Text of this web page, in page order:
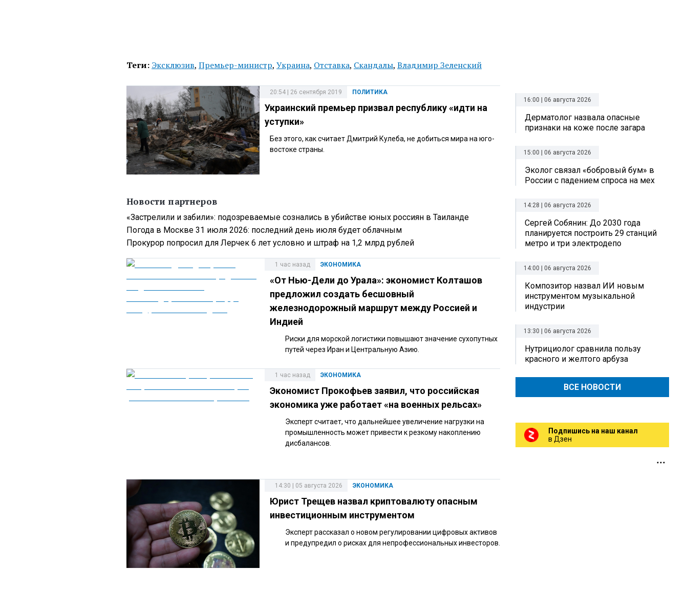
Теги: Эксклюзив, Премьер-министр, Украина, Отставка, Скандалы, Владимир Зеленский
20:54 | 26 сентября 2019 ПОЛИТИКА
Украинский премьер призвал республику «идти на
уступки»
Без этого, как считает Дмитрий Кулеба, не добиться мира на юго-
востоке страны.
Новости партнеров
«Застрелили и забили»: подозреваемые сознались в убийстве юных россиян в Таиланде
Погода в Москве 31 июля 2026: последний день июля будет облачным
Прокурор попросил для Лерчек 6 лет условно и штраф на 1,2 млрд рублей
ЭКОНОМИКА
1 час назад
«От Нью-Дели до Урала»: экономист Колташов
предложил создать бесшовный
железнодорожный маршрут между Россией и
Индией
Риски для морской логистики повышают значение сухопутных
путей через Иран и Центральную Азию.
ЭКОНОМИКА
1 час назад
Экономист Прокофьев заявил, что российская
экономика уже работает «на военных рельсах»
Эксперт считает, что дальнейшее увеличение нагрузки на
промышленность может привести к резкому накоплению
дисбалансов.
ЭКОНОМИКА
14:30 | 05 августа 2026
Юрист Трещев назвал криптовалюту опасным
инвестиционным инструментом
Эксперт рассказал о новом регулировании цифровых активов
и предупредил о рисках для непрофессиональных инвесторов.
16:00 | 06 августа 2026
Дерматолог назвала опасные
признаки на коже после загара
15:00 | 06 августа 2026
Эколог связал «бобровый бум» в
России с падением спроса на мех
14:28 | 06 августа 2026
Сергей Собянин: До 2030 года
планируется построить 29 станций
метро и три электродепо
14:00 | 06 августа 2026
Композитор назвал ИИ новым
инструментом музыкальной
индустрии
13:30 | 06 августа 2026
Нутрициолог сравнила пользу
красного и желтого арбуза
ВСЕ НОВОСТИ
Подпишись на наш канал
в Дзен